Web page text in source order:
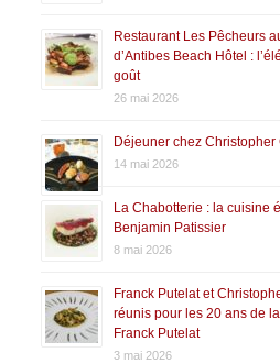
Restaurant Les Pêcheurs
d’Antibes Beach Hôtel :
goût
26 mai 2026
Déjeuner chez Christopher
14 mai 2026
La Chabotterie : la cuisine
Benjamin Patissier
8 mai 2026
Franck Putelat et
réunis pour les 20 ans de
Franck Putelat
3 mai 2026